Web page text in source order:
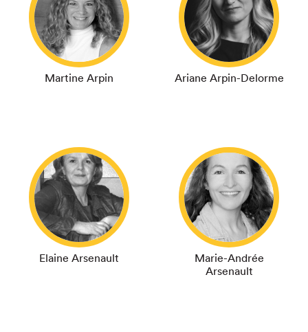
Martine Arpin Ariane Arpin-Delorme
Elaine Arsenault
Marie-Andrée
Arsenault